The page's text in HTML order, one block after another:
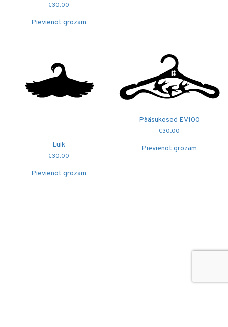
€30.00
Pievienot grozam
Luik
€30.00
Pievienot grozam
Pääsukesed EV100
€30.00
Pievienot grozam